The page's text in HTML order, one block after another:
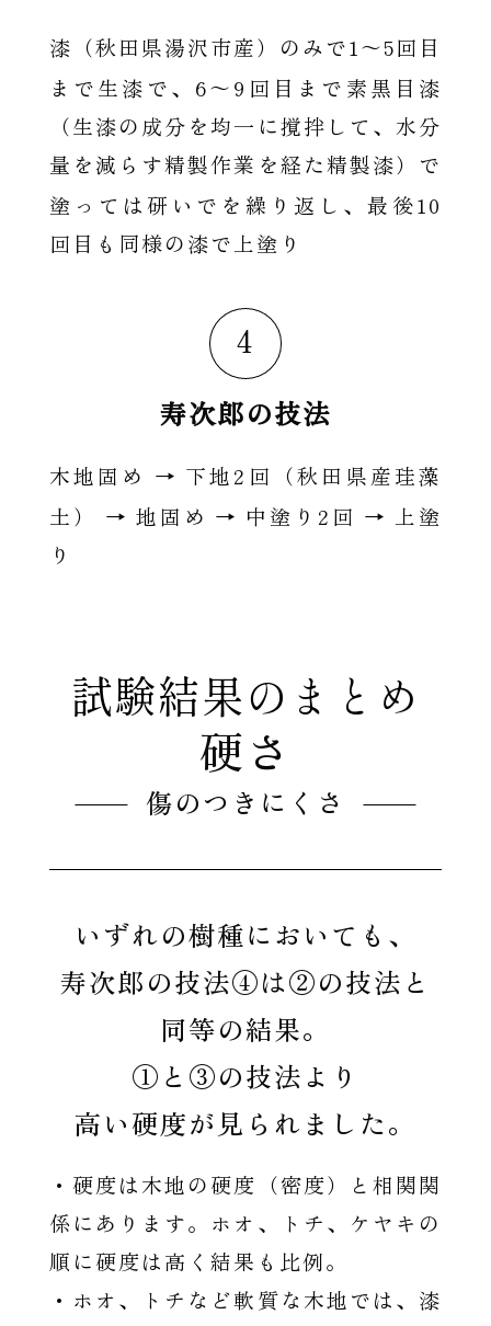
漆（秋田県湯沢市産）のみで1〜5回目
まで生漆で、 6〜9 回目まで素黒目漆
（生漆の成分を均一に撹拌して、水分
量を減らす精製作業を経た精製漆）で
塗っては研いでを繰り返し、最後10
回目も同様の漆で上塗り
4
寿次郎の技法
木地固め → 下地 2 回（秋田県産珪藻
土） → 地固め → 中塗り 2 回 → 上塗
り
試験結果のまとめ
硬さ
傷のつきにくさ
いずれの樹種においても、
寿次郎の技法④は②の技法と
同等の結果。
①と③の技法より
高い硬度が見られました。
・硬度は木地の硬度（密度）と相関関
係にあります。ホオ、トチ、ケヤキの
順に硬度は高く結果も比例。
・ホオ、トチなど軟質な木地では、漆